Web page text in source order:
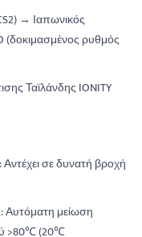
→ Ιαπωνικός
(δοκιμασμένος ρυθμός
Ταϊλάνδης IONITY
σε δυνατή βροχή
Αυτόματη μείωση
>80℃ (20℃